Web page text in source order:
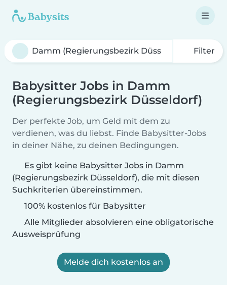
Filter
Babysitter Jobs in Damm
(Regierungsbezirk Düsseldorf)
Der perfekte Job, um Geld mit dem zu
verdienen, was du liebst. Finde Babysitter-Jobs
in deiner Nähe, zu deinen Bedingungen.
Es gibt keine Babysitter Jobs in Damm
(Regierungsbezirk Düsseldorf), die mit diesen
Suchkriterien übereinstimmen.
100% kostenlos für Babysitter
Alle Mitglieder absolvieren eine obligatorische
Ausweisprüfung
Melde dich kostenlos an